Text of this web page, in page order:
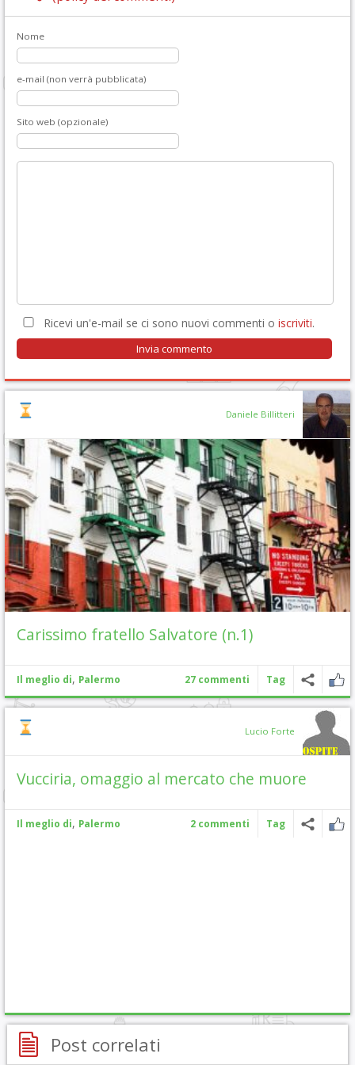
Nome
e-mail (non verrà pubblicata)
Sito web (opzionale)
Ricevi un'e-mail se ci sono nuovi commenti o iscriviti.
Daniele Billitteri
Carissimo fratello Salvatore (n.1)
Il meglio di, Palermo 27 commenti Tag
Lucio Forte
Vucciria, omaggio al mercato che muore
Il meglio di, Palermo 2 commenti Tag
Post correlati